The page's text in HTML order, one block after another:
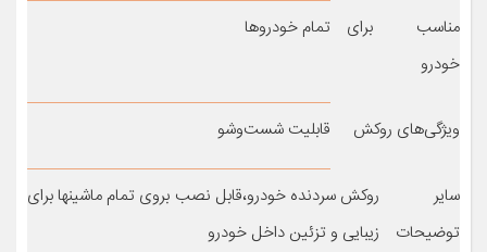
مناسب برای
خودرو
تمام خودروها
ویژگی‌های روکش قابلیت شست‌وشو
سایر
توضیحات
روکش سردنده خودرو،قابل نصب بروی تمام ماشینها برای
زیبایی و تزئین داخل خودرو